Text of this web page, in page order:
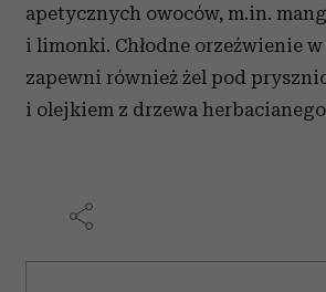
apetycznych owoców, m.in.
i limonki. Chłodne orzeźwienie
zapewni również żel pod
i olejkiem z drzewa